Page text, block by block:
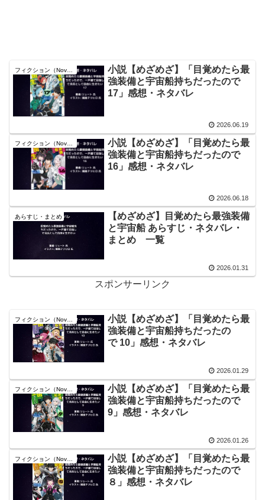
フィクション（Novel）
小説【めざめざ】「目覚めたら最
強装備と宇宙船持ちだったので
17」感想・ネタバレ
2026.06.19
小説【めざめざ】「目覚めたら最
強装備と宇宙船持ちだったので
16」感想・ネタバレ
2026.06.18
あらすじ・まとめ
【めざめざ】目覚めたら最強装備
と宇宙船 あらすじ・ネタバレ・
まとめ 一覧
2026.01.31
スポンサーリンク
小説【めざめざ】「目覚めたら最
強装備と宇宙船持ちだったの
で 10」感想・ネタバレ
2026.01.29
小説【めざめざ】「目覚めたら最
強装備と宇宙船持ちだったので
9」感想・ネタバレ
2026.01.26
小説【めざめざ】「目覚めたら最
強装備と宇宙船持ちだったので
８」感想・ネタバレ